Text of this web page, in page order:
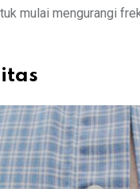
mulai mengurangi